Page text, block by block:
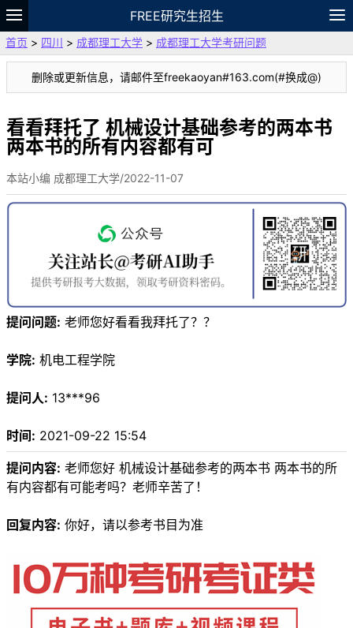
FREE研究生招生
题库
故事 专题 APP 笔记
论坛
VIP
资料
首页 > 四川 > 成都理工大学 > 成都理工大学考研问题
删除或更新信息，请邮件至freekaoyan#163.com(#换成@)
看看拜托了 机械设计基础参考的两本书
两本书的所有内容都有可
本站小编 成都理工大学/2022-11-07
提问问题: 老师您好看看我拜托了？？
学院: 机电工程学院
提问人: 13***96
时间: 2021-09-22 15:54
提问内容: 老师您好 机械设计基础参考的两本书 两本书的所
有内容都有可能考吗？老师辛苦了！
回复内容: 你好，请以参考书目为准